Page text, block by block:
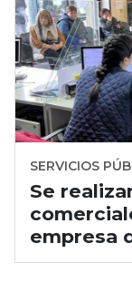
SERVICIOS
Se
empresa